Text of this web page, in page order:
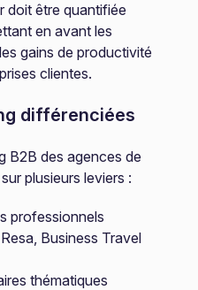
doit être quantifiée
en avant les
gains de productivité
clientes.
différenciées
B2B des agences de
plusieurs leviers :
professionnels
Business Travel
thématiques